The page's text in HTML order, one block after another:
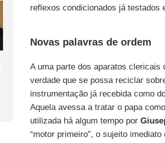
reflexos condicionados já testados
Novas palavras de ordem
A uma parte dos aparatos clericais
verdade que se possa reciclar
instrumentação já recebida como
Aquela avessa a tratar o papa
utilizada há algum tempo por
“motor primeiro”, o sujeito